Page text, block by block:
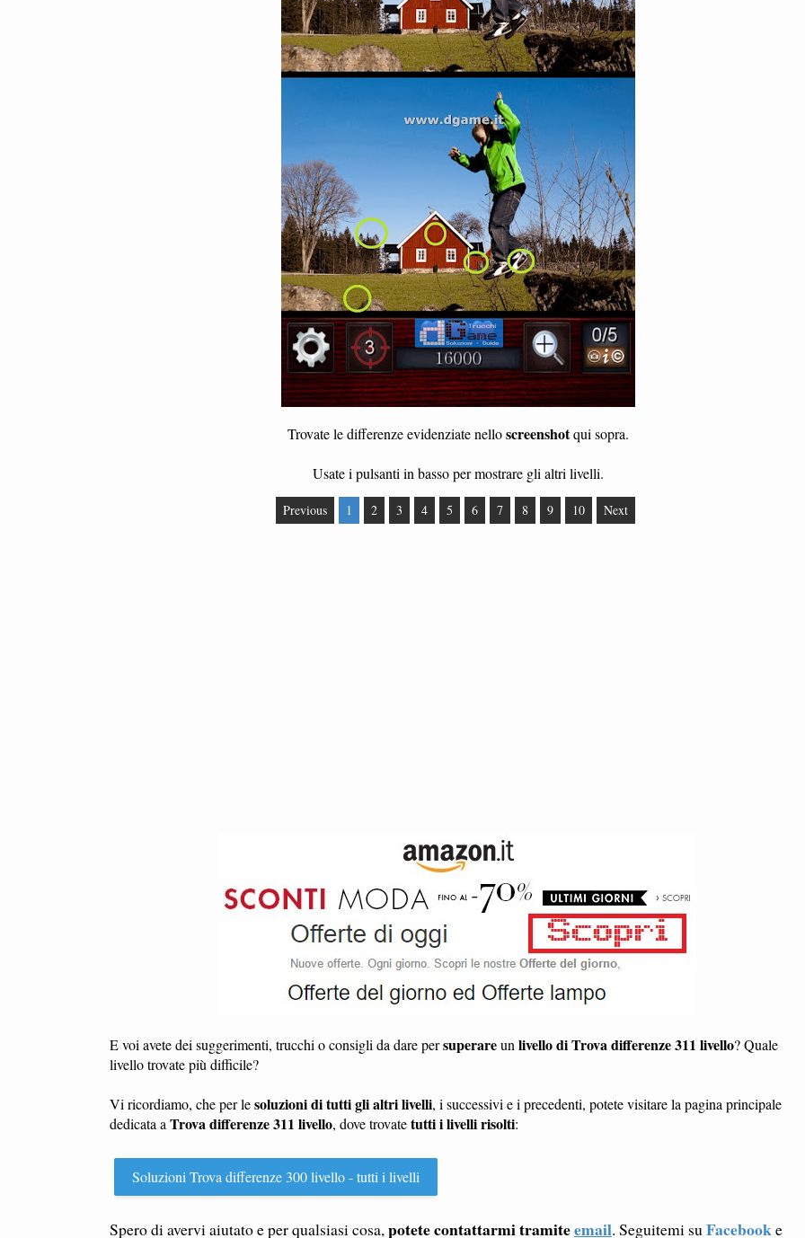
Trovate le differenze evidenziate nelloscreenshotqui sopra.
Usate i pulsanti in basso per mostrare gli altri livelli.
Previous 1 2 3 4 5 6 7 8 9 10 Next
E voi avete dei suggerimenti, trucchi o consigli da dare persuperareun livello di Trova differenze 311 livello? Quale
livello trovate più difficile?
Vi ricordiamo, che per lesoluzioni di tutti gli altri livelli, i successivi e i precedenti, potete visitare la pagina principale
dedicata a Trova differenze 311 livello, dove trovatetutti i livelli risolti:
Soluzioni Trova differenze 300 livello - tutti i livelli
Spero di avervi aiutato e per qualsiasi cosa,potete contattarmi tramiteemail. Seguitemi suFacebooke